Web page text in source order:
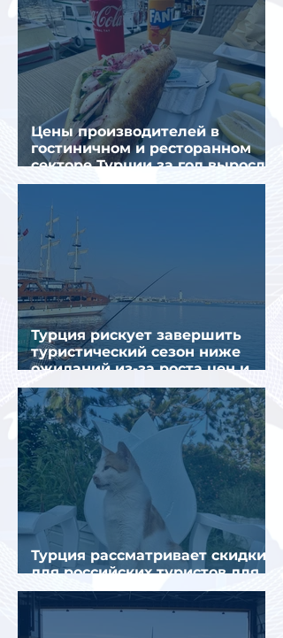
Цены производителей в
гостиничном и ресторанном
секторе Турции за год выросли
почти на 32%
Турция рискует завершить
туристический сезон ниже
ожиданий из-за роста цен и
снижения спроса
Турция рассматривает скидки
для российских туристов для
поддержки спроса